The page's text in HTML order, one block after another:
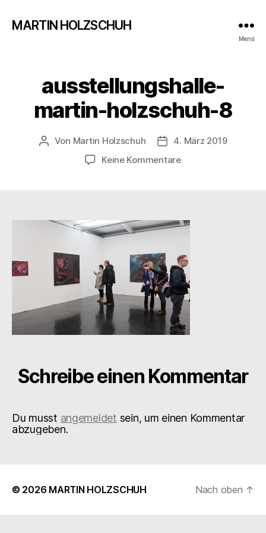
MARTIN HOLZSCHUH
Menü
ausstellungshalle-
martin-holzschuh-8
Beitragsautor
Von Martin Holzschuh Veröffentlichungsdatum
4. März 2019
Keine Kommentarezu
Schreibe einen Kommentar
Du musst angemeldet sein, um einen Kommentar
abzugeben.
© 2026 MARTIN HOLZSCHUH Nach oben ↑